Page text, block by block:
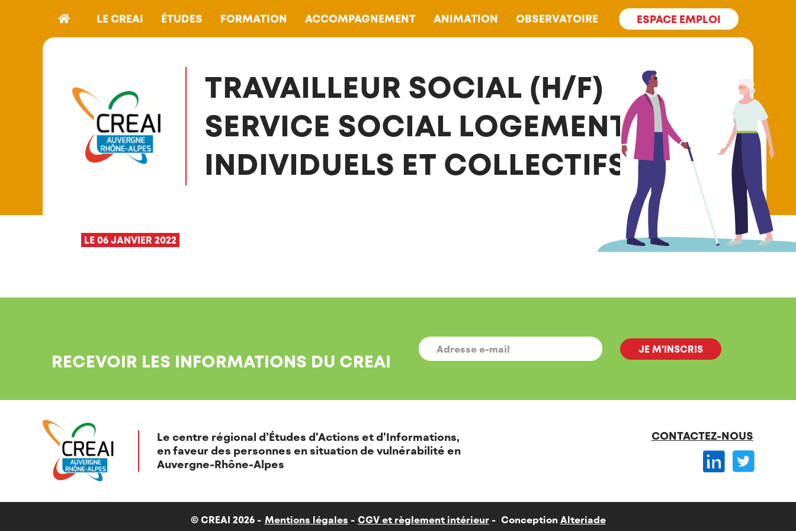
LE CREAI ÉTUDES FORMATION ACCOMPAGNEMENT ANIMATION OBSERVATOIRE ESPACE EMPLOI
TRAVAILLEUR SOCIAL (H/F)
SERVICE SOCIAL LOGEMENTS
INDIVIDUELS ET COLLECTIFS
LE 06 JANVIER 2022
RECEVOIR LES INFORMATIONS DU CREAI
E-
MAIL *
Le centre régional d’Études d'Actions et d'Informations,
en faveur des personnes en situation de vulnérabilité en
Auvergne-Rhône-Alpes
CONTACTEZ-NOUS
© CREAI 2026 - Mentions légales CGV et règlement intérieur Conception Alteriade